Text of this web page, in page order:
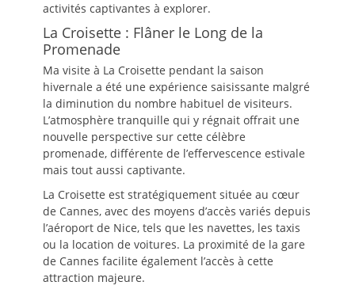
activités captivantes à explorer.
La Croisette : Flâner le Long de la
Promenade
Ma visite à La Croisette pendant la saison
hivernale a été une expérience saisissante malgré
la diminution du nombre habituel de visiteurs.
L’atmosphère tranquille qui y régnait offrait une
nouvelle perspective sur cette célèbre
promenade, différente de l’effervescence estivale
mais tout aussi captivante.
La Croisette est stratégiquement située au cœur
de Cannes, avec des moyens d’accès variés depuis
l’aéroport de Nice, tels que les navettes, les taxis
ou la location de voitures. La proximité de la gare
de Cannes facilite également l’accès à cette
attraction majeure.